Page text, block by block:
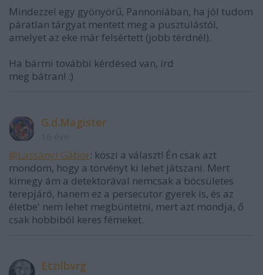
Mindezzel egy gyönyörű, Pannoniában, ha jól tudom
páratlan tárgyat mentett meg a pusztulástól,
amelyet az eke már felsértett (jobb térdnél).
Ha bármi további kérdésed van, írd
meg bátran! :)
G.d.Magister
@Lassányi Gábor: köszi a választ! Én csak azt
mondom, hogy a törvényt ki lehet játszani. Mert
kimegy ám a detektorával nemcsak a böcsületes
terepjáró, hanem ez a persecutor gyerek is, és az
életbe' nem lehet megbüntetni, mert azt mondja, ő
csak hobbiból keres fémeket.
Etzilbvrg